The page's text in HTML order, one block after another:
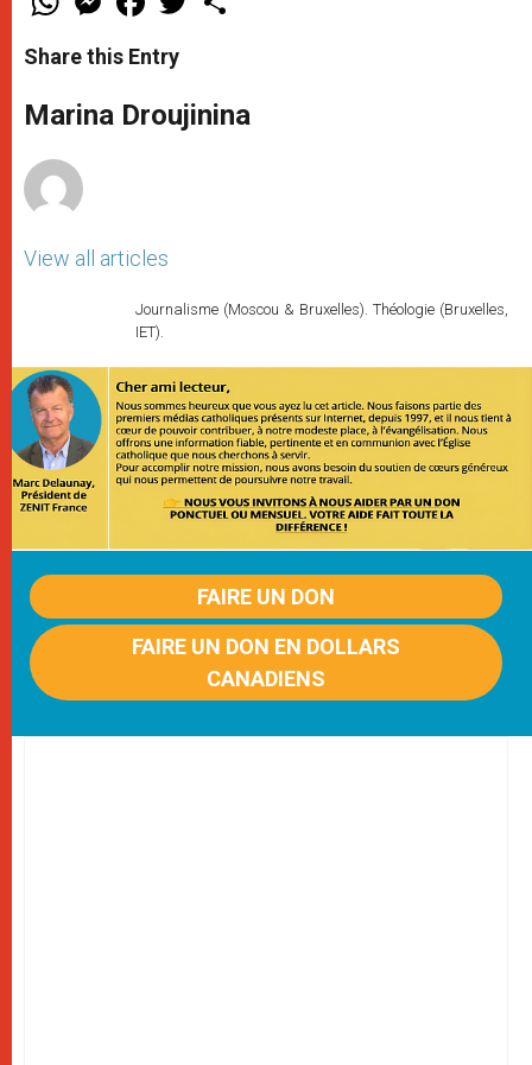
t
s
p
p
e
s
e
g
e
a
e
b
o
k
w
r
Share this Entry
Marina Droujinina
View all articles
Journalisme (Moscou & Bruxelles). Théologie (Bruxelles,
IET).
FAIRE UN DON
FAIRE UN DON EN DOLLARS
CANADIENS